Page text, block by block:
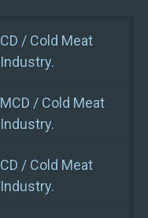
CD / Cold Meat
Industry.
MCD / Cold Meat
Industry.
CD / Cold Meat
Industry.